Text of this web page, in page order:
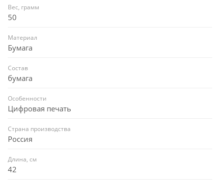
Вес, грамм
50
Материал
Бумага
Состав
бумага
Особенности
Цифровая печать
Страна производства
Россия
Длина, см
42